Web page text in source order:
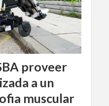
proveer
a un
muscular